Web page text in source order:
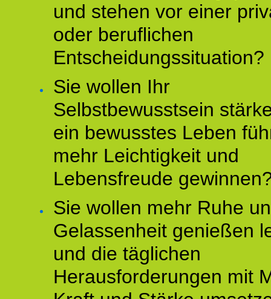
und stehen vor einer
oder beruflichen
Entscheidungssituation?
Sie wollen Ihr
Selbstbewusstsein
ein bewusstes Leben
mehr Leichtigkeit und
Lebensfreude
Sie wollen mehr Ruhe
Gelassenheit genießen
und die täglichen
Herausforderungen mit